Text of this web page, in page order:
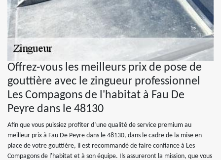
Offrez-vous les meilleurs prix de pose de
gouttière avec le zingueur professionnel
Les Compagons de l'habitat à Fau De
Peyre dans le 48130
Afin que vous puissiez profiter d’une qualité de service premium au
meilleur prix à Fau De Peyre dans le 48130, dans le cadre de la mise en
place de votre gouttière, il est recommandé de faire confiance à Les
Compagons de l'habitat et à son équipe. Ils assureront la mission, que vous